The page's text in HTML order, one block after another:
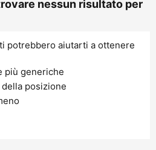
nessun risultato per
potrebbero aiutarti a ottenere
più generiche
posizione